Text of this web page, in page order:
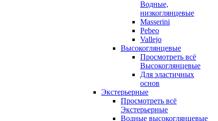
Водные,
низкоглянцевые
Masserini
Pebeo
Vallejo
Высокоглянцевые
Просмотреть всё
Высокоглянцевые
Для эластичных
основ
Экстерьерные
Просмотреть всё
Экстерьерные
Водные высокоглянцевые